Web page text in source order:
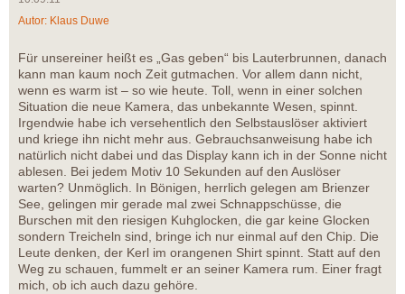
Autor: Klaus Duwe
Für unsereiner heißt es „Gas geben“ bis Lauterbrunnen, danach
kann man kaum noch Zeit gutmachen. Vor allem dann nicht,
wenn es warm ist – so wie heute. Toll, wenn in einer solchen
Situation die neue Kamera, das unbekannte Wesen, spinnt.
Irgendwie habe ich versehentlich den Selbstauslöser aktiviert
und kriege ihn nicht mehr aus. Gebrauchsanweisung habe ich
natürlich nicht dabei und das Display kann ich in der Sonne nicht
ablesen. Bei jedem Motiv 10 Sekunden auf den Auslöser
warten? Unmöglich. In Bönigen, herrlich gelegen am Brienzer
See, gelingen mir gerade mal zwei Schnappschüsse, die
Burschen mit den riesigen Kuhglocken, die gar keine Glocken
sondern Treicheln sind, bringe ich nur einmal auf den Chip. Die
Leute denken, der Kerl im orangenen Shirt spinnt. Statt auf den
Weg zu schauen, fummelt er an seiner Kamera rum. Einer fragt
mich, ob ich auch dazu gehöre.